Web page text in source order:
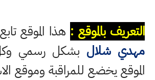
التعريف بالموقع : هذا الموقع تابع
مهدي شلال بشكل رسمي
الموقع يخضع للمراقبة وموقع